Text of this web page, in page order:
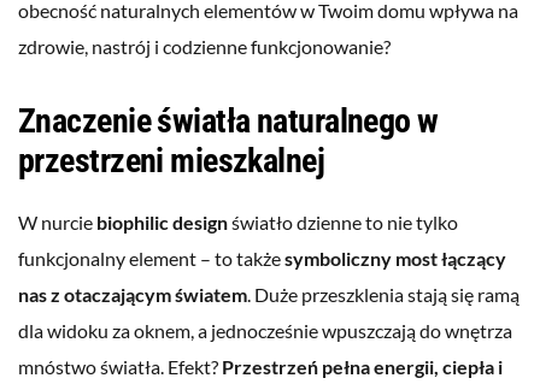
obecność naturalnych elementów w Twoim domu wpływa na
zdrowie, nastrój i codzienne funkcjonowanie?
Znaczenie światła naturalnego w
przestrzeni mieszkalnej
W nurcie biophilic designświatło dzienne to nie tylko
funkcjonalny element – to takżesymboliczny most łączący
nas z otaczającym światem. Duże przeszklenia stają się ramą
dla widoku za oknem, a jednocześnie wpuszczają do wnętrza
mnóstwo światła. Efekt? Przestrzeń pełna energii, ciepła i